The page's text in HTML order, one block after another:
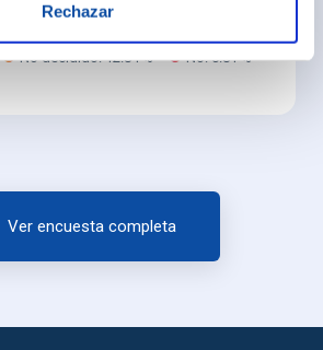
Rechazar
No decidido: 12.84 % No: 0.81 %
Ver encuesta completa